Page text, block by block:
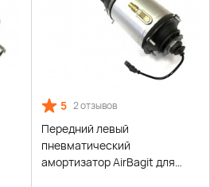
5 2 отзывов
Передний левый
пневматический
амортизатор AirBagit для